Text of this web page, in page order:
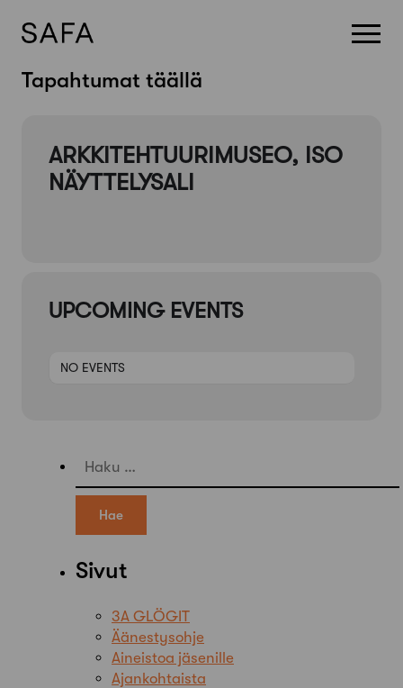
SkipTapahtumat täällä
ARKKITEHTUURIMUSEO, ISO
NÄYTTELYSALI
UPCOMING EVENTS
NO EVENTS
Haku:
Sivut
3A GLÖGIT
Äänestysohje
Aineistoa jäsenille
Ajankohtaista